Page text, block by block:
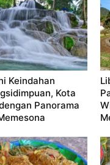
Keindahan
Kota
Panorama